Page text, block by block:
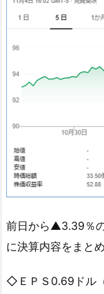
前日から▲3.39％
に決算内容をまと
◇ＥＰＳ0.69ドル